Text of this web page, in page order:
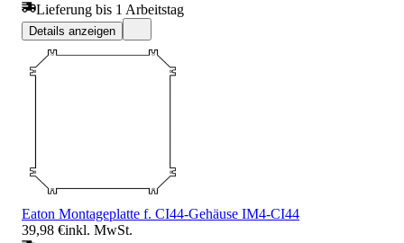
Lieferung bis 1 Arbeitstag
Details anzeigen
Eaton Montageplatte f. CI44-Gehäuse IM4-CI44
39,98 €inkl. MwSt.